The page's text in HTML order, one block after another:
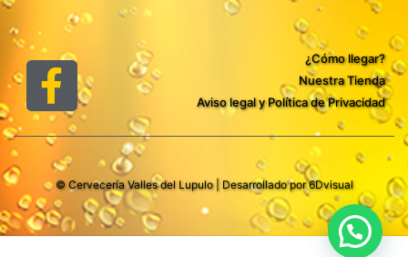
¿Cómo llegar?
Nuestra Tienda
Aviso legal y Política de Privacidad
© Cervecería Valles del Lupulo | Desarrollado por6Dvisual